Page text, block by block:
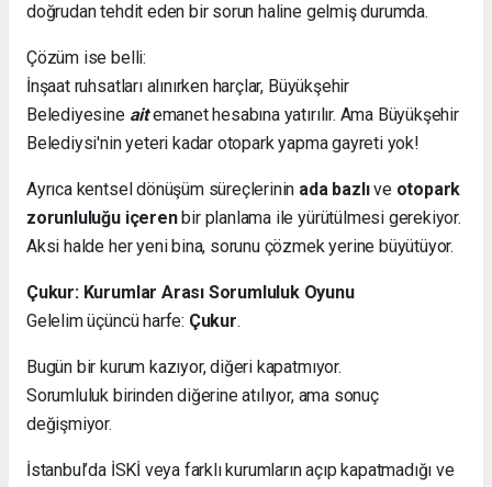
doğrudan tehdit eden bir sorun haline gelmiş durumda.
Çözüm ise belli:
İnşaat ruhsatları alınırken harçlar, Büyükşehir
Belediyesine aitemanet hesabına yatırılır. Ama Büyükşehir
Belediysi'nin yeteri kadar otopark yapma gayreti yok!
Ayrıca kentsel dönüşüm süreçlerinin ada bazlıve otopark
zorunluluğu içerenbir planlama ile yürütülmesi gerekiyor.
Aksi halde her yeni bina, sorunu çözmek yerine büyütüyor.
Çukur: Kurumlar Arası Sorumluluk Oyunu
Gelelim üçüncü harfe: Çukur.
Bugün bir kurum kazıyor, diğeri kapatmıyor.
Sorumluluk birinden diğerine atılıyor, ama sonuç
değişmiyor.
İstanbul’da İSKİ veya farklı kurumların açıp kapatmadığı ve